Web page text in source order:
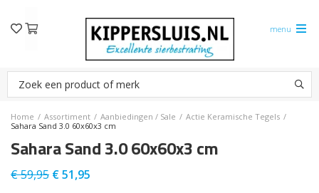
menu
Home / Assortiment / Aanbiedingen / Sale / Actie Keramische Tegels /
Sahara Sand 3.0 60x60x3 cm
Sahara Sand 3.0 60x60x3 cm
€ 59,95 €51,95